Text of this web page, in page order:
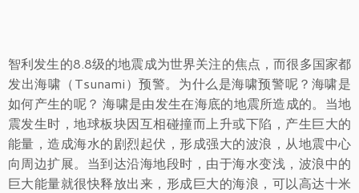
智利发生的8.8级的地震成为世界关注的焦点，而很多国家都
发出海啸（Tsunami）预警。为什么是海啸预警呢？海啸是
如何产生的呢？ 海啸是由发生在海底的地震所造成的。当地
震发生时，地球板块因互相碰撞而上升或下陷，产生巨大的
能量，造成海水的剧烈起伏，形成强大的波浪，从地震中心
向周边扩展。当到达沿海地段时，由于海水变浅，波浪中的
巨大能量就很快释放出来，形成巨大的海浪，可以高达十米